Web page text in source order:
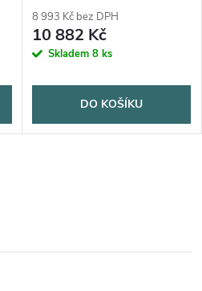
144Hz / touch / matný /
13MP+8MP / 10200mAh /
Android 16 / šedá
8 993 Kč bez DPH
10 882 Kč
Skladem 8 ks
DO KOŠÍKU